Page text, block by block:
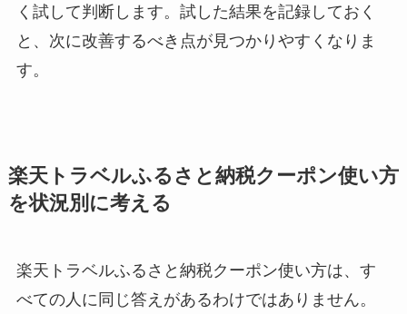
く試して判断します。試した結果を記録しておく
と、次に改善するべき点が見つかりやすくなりま
す。
楽天トラベルふるさと納税クーポン使い方
を状況別に考える
楽天トラベルふるさと納税クーポン使い方は、す
べての人に同じ答えがあるわけではありません。